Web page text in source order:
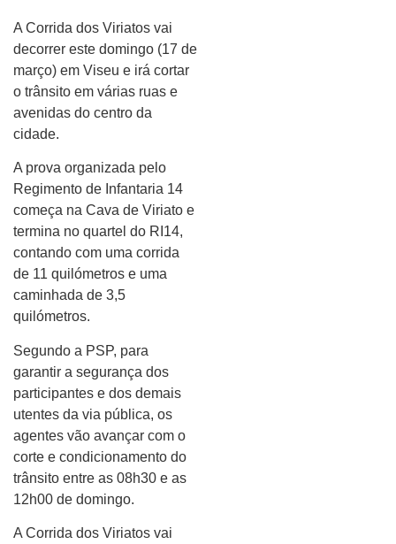
A Corrida dos Viriatos vai
decorrer este domingo (17 de
março) em Viseu e irá cortar
o trânsito em várias ruas e
avenidas do centro da
cidade.
A prova organizada pelo
Regimento de Infantaria 14
começa na Cava de Viriato e
termina no quartel do RI14,
contando com uma corrida
de 11 quilómetros e uma
caminhada de 3,5
quilómetros.
Segundo a PSP, para
garantir a segurança dos
participantes e dos demais
utentes da via pública, os
agentes vão avançar com o
corte e condicionamento do
trânsito entre as 08h30 e as
12h00 de domingo.
A Corrida dos Viriatos vai